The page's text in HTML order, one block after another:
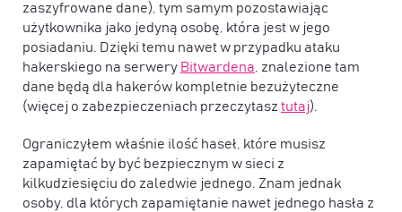
zaszyfrowane dane), tym samym pozostawiając
użytkownika jako jedyną osobę, która jest w jego
posiadaniu. Dzięki temu nawet w przypadku ataku
hakerskiego na serwery Bitwardena, znalezione tam
dane będą dla hakerów kompletnie bezużyteczne
(więcej o zabezpieczeniach przeczytasz tutaj).
Ograniczyłem właśnie ilość haseł, które musisz
zapamiętać by być bezpiecznym w sieci z
kilkudziesięciu do zaledwie jednego. Znam jednak
osoby, dla których zapamiętanie nawet jednego hasła z